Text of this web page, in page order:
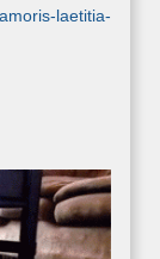
laetitia-